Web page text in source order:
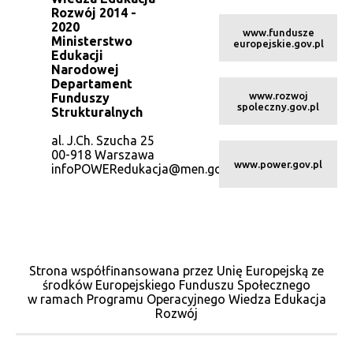
Rozwój 2014 -
2020
Ministerstwo
Edukacji
Narodowej
Departament
Funduszy
Strukturalnych
al. J.Ch. Szucha 25
00-918 Warszawa
infoPOWERedukacja@men.gov.pl
www.fundusze
europejskie.gov.pl
www.rozwoj
spoleczny.gov.pl
www.power.gov.pl
Strona współfinansowana przez Unię Europejską ze
środków Europejskiego Funduszu Społecznego
w ramach Programu Operacyjnego Wiedza Edukacja
Rozwój